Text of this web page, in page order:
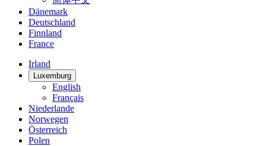
Dänemark
Deutschland
Finnland
France
Irland
Luxemburg
English
Français
Niederlande
Norwegen
Österreich
Polen